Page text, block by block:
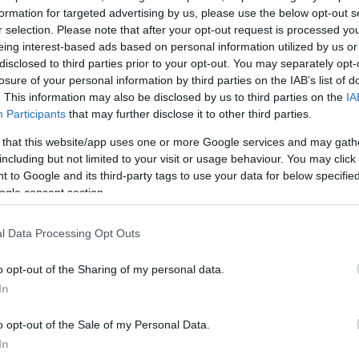
for targeted advertising by us, please use the below opt-out
selection. Please note that after your opt-out request is processed
interest-based ads based on personal information utilized by us
to third parties prior to your opt-out. You may separately
of your personal information by third parties on the IAB’s list of
This information may also be disclosed by us to third parties on the
Participants that may further disclose it to other third parties.
that this website/app uses one or more Google services and may
but not limited to your visit or usage behaviour. You may
to Google and its third-party tags to use your data for below
consent section.
Data Processing Opt Outs
opt-out of the Sharing of my personal data.
opt-out of the Sale of my Personal Data.
Αυτού του παραδοσιακού
πως την παραμονή της
μας να έχει το τυχερό
με τα χεράκια σου (όχι,
φλουρί) και να της δώσει
τις5 αγαπημένες μας
θα σε αφήσου να σταματήσεις